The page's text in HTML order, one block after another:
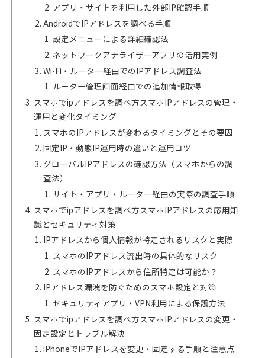
アプリ・サイトを利用した外部IP確認手順
AndroidでIPアドレスを調べる手順
設定メニューによる詳細確認法
ネットワークアナライザーアプリの活用実例
Wi-Fi・ルーター経由でのIPアドレス調査法
ルーター管理画面経由での追加情報取得
スマホでipアドレスを調べ方スマホIPアドレスの管理・
運用と変化タイミング
スマホのIPアドレスが変わるタイミングとその要因
固定IP・動態IP運用時の違いと運用コツ
グローバルIPアドレスの確認方法（スマホからの調
査法）
サイト・アプリ・ルーター経由の実際の調査手順
スマホでipアドレスを調べ方スマホIPアドレスの応用知
識とセキュリティ対策
IPアドレスから個人情報が特定されるリスクと実際
スマホのIPアドレス流出時の具体的なリスク
スマホのIPアドレスから住所特定は可能か？
IPアドレス漏洩を防ぐためのスマホ設定と対策
セキュリティアプリ・VPN利用による保護方法
スマホでipアドレスを調べ方スマホIPアドレスの変更・
固定設定とトラブル解決
iPhoneでIPアドレスを変更・固定する手順と注意点